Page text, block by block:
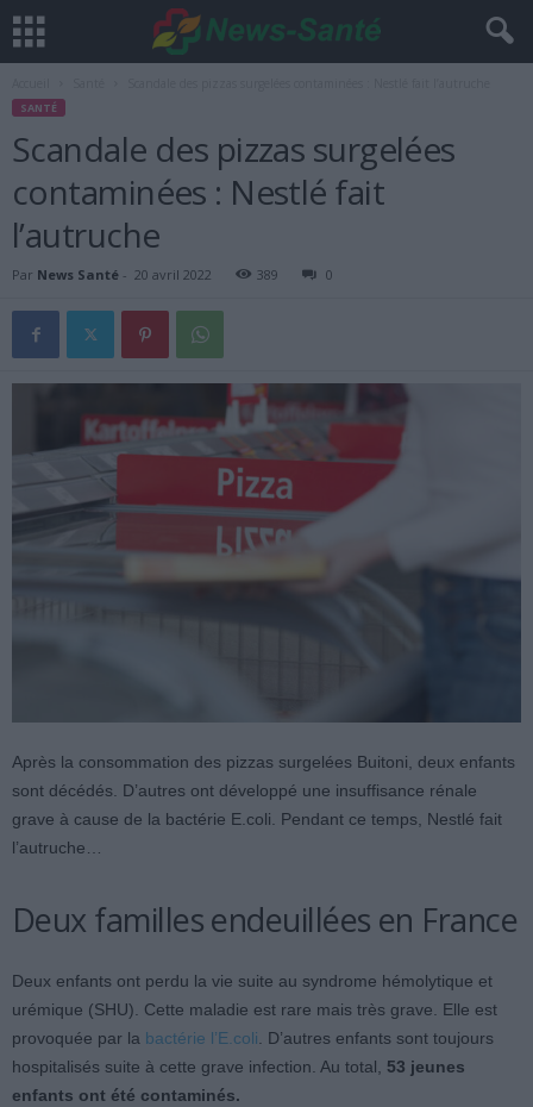
SANTÉ
Scandale des pizzas surgelées
contaminées : Nestlé fait
l’autruche
Par News Santé - 20 avril 2022 389 0
Après la consommation des pizzas surgelées Buitoni, deux enfants
sont décédés. D’autres ont développé une insuffisance rénale
grave à cause de la bactérie E.coli. Pendant ce temps, Nestlé fait
l’autruche…
Deux familles endeuillées en France
Deux enfants ont perdu la vie suite au syndrome hémolytique et
urémique (SHU). Cette maladie est rare mais très grave. Elle est
provoquée par la bactérie l’E.coli. D’autres enfants sont toujours
hospitalisés suite à cette grave infection. Au total, 53 jeunes
enfants ont été contaminés.